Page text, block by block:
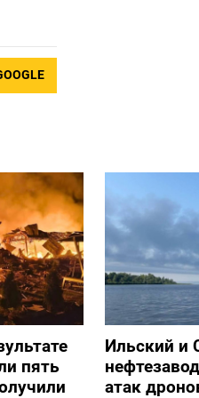
пять
Ильский и
атак